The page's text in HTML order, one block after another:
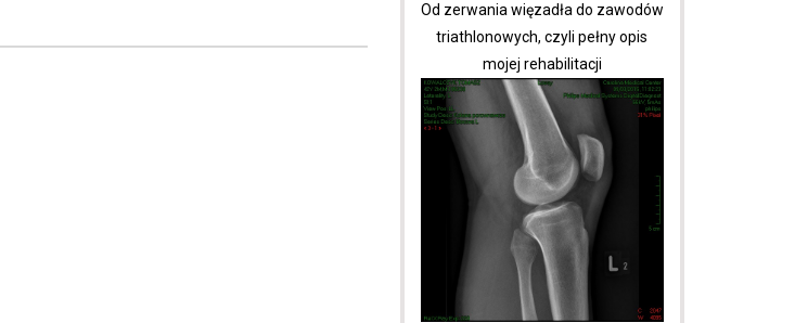
Od zerwania więzadła do zawodów
triathlonowych, czyli pełny opis
mojej rehabilitacji